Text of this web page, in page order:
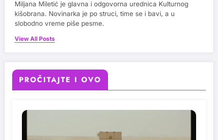
Miljana Miletić je glavna i odgovorna urednica Kulturnog
kišobrana. Novinarka je po struci, time se i bavi, a u
slobodno vreme piše pesme.
View All Posts
PROČITAJTE I OVO